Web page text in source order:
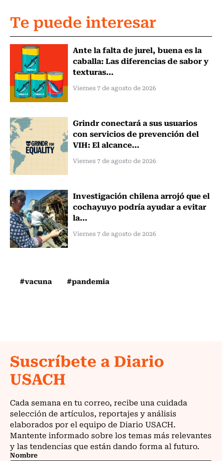
Te puede interesar
Ante la falta de jurel, buena es la
caballa: Las diferencias de sabor y
texturas...
Viernes 7 de agosto de 2026
Grindr conectará a sus usuarios
con servicios de prevención del
VIH: El alcance...
Viernes 7 de agosto de 2026
Investigación chilena arrojó que el
cochayuyo podría ayudar a evitar
la...
Viernes 7 de agosto de 2026
#vacuna #pandemia